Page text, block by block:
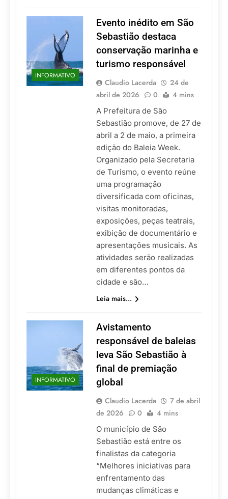
INFORMATIVO
Evento inédito em São
Sebastião destaca
conservação marinha e
turismo responsável
Claudio Lacerda
24 de
abril de 2026
0 4 mins
A Prefeitura de São
Sebastião promove, de 27 de
abril a 2 de maio, a primeira
edição do Baleia Week.
Organizado pela Secretaria
de Turismo, o evento reúne
uma programação
diversificada com oficinas,
visitas monitoradas,
exposições, peças teatrais,
exibição de documentário e
apresentações musicais. As
atividades serão realizadas
em diferentes pontos da
cidade e são…
Leia mais...
INFORMATIVO
Avistamento
responsável de baleias
leva São Sebastião à
final de premiação
global
Claudio Lacerda
7 de abril
de 2026
0 4 mins
O município de São
Sebastião está entre os
finalistas da categoria
“Melhores iniciativas para
enfrentamento das
mudanças climáticas e